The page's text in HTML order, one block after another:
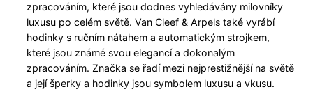
zpracováním, které jsou dodnes vyhledávány milovníky
luxusu po celém světě. Van Cleef & Arpels také vyrábí
hodinky s ručním nátahem a automatickým strojkem,
které jsou známé svou elegancí a dokonalým
zpracováním. Značka se řadí mezi nejprestižnější na světě
a její šperky a hodinky jsou symbolem luxusu a vkusu.